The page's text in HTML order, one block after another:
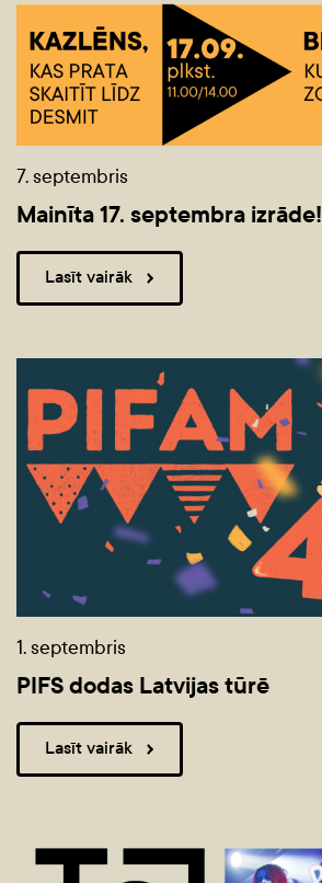
7. septembris
Mainīta 17. septembra izrāde!
Lasīt vairāk
1. septembris
PIFS dodas Latvijas tūrē
Lasīt vairāk